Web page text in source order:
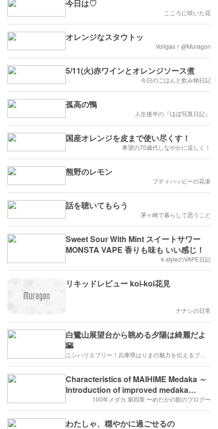
今日は♡
こころに咲いた花
オレンジなスタウトッ
Vollgas！@Muragon
5/11(火)赤ワインとオレンジソース煮
今日のごはんと飲み物日記
孤高の鴨
人生後半の『ほぼ写真日記』
国産オレンジを皮まで使い尽くす！
希望の70歳代しなやかに逞しく！
熊野のレモン
プティハッピーの花束
話を聴いてもらう
茅ヶ崎で暮らして思うこと
Sweet Sour With Mint スイートサワー
MONSTA VAPE 香りも味も いい感じ！
k-styleのVAPE日記
リキッドレビュー koi-koi花見
ナナシの日常
白鷺山展望台から眺める夕陽は綺麗だよ
🌇
Characteristics of MAIHIME Medaka ～
Introduction of improved medaka
varieties～ 舞姫メダカの特徴 ～改良メダ
カの品種紹介～
100年メダカ 第四章 〜めだかの館のブログ〜
わたしゃ、穏やかに過ごせるの